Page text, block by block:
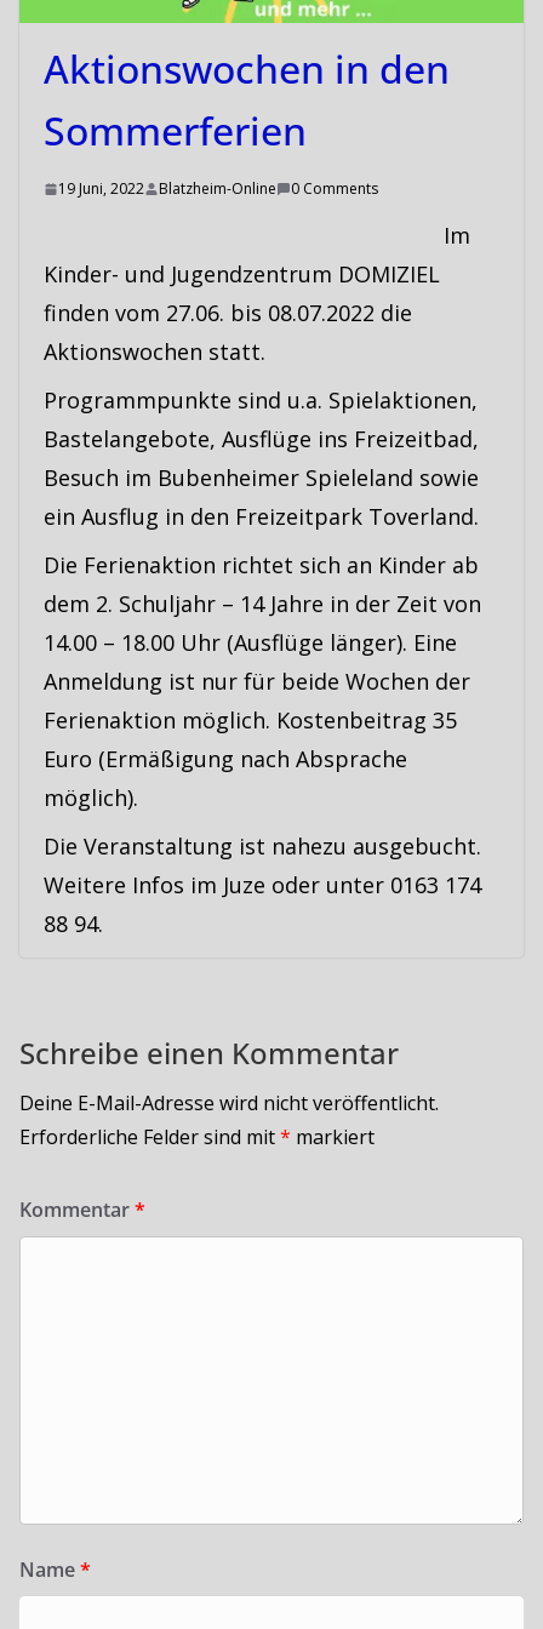
Aktionswochen in den
Sommerferien
19 Juni, 2022 Blatzheim-Online 0 Comments
Im
Kinder- und Jugendzentrum DOMIZIEL
finden vom 27.06. bis 08.07.2022 die
Aktionswochen statt.
Programmpunkte sind u.a. Spielaktionen,
Bastelangebote, Ausflüge ins Freizeitbad,
Besuch im Bubenheimer Spieleland sowie
ein Ausflug in den Freizeitpark Toverland.
Die Ferienaktion richtet sich an Kinder ab
dem 2. Schuljahr – 14 Jahre in der Zeit von
14.00 – 18.00 Uhr (Ausflüge länger). Eine
Anmeldung ist nur für beide Wochen der
Ferienaktion möglich. Kostenbeitrag 35
Euro (Ermäßigung nach Absprache
möglich).
Die Veranstaltung ist nahezu ausgebucht.
Weitere Infos im Juze oder unter 0163 174
88 94.
Schreibe einen Kommentar
Deine E-Mail-Adresse wird nicht veröffentlicht.
Erforderliche Felder sind mit* markiert
Kommentar*
Name*